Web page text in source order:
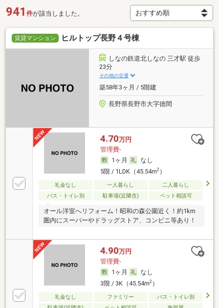
941 件が該当しました。
賃貸マンション ヒルトップ長野４号棟
しなの鉄道北しなの 三才駅 徒歩
23分
その他の交通
築58年3ヶ月 / 5階建
長野県長野市大字徳間
4.70万円
管理費-
1ヶ月
なし
5階 / 1LDK（45.54m2）
礼金なし 一人暮らし
二人暮らし
バス・トイレ別
駐車場(近隣含) ペット相談可
オール洋室へリフォーム！昭和の森公園近く！約1km
圏内にスーパーやドラッグストア、コンビニ等あり！
4.90万円
管理費-
1ヶ月
なし
3階 / 3K（45.54m2）
礼金なし ファミリー
バス・トイレ別